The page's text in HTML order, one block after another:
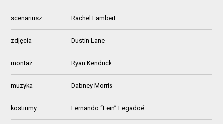
scenariusz Rachel Lambert
zdjęcia Dustin Lane
montaż Ryan Kendrick
muzyka Dabney Morris
kostiumy Fernando “Fern” Legadoé